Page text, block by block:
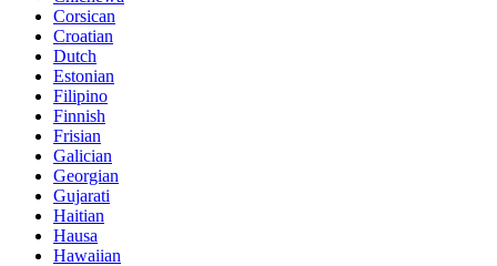
Corsican
Croatian
Dutch
Estonian
Filipino
Finnish
Frisian
Galician
Georgian
Gujarati
Haitian
Hausa
Hawaiian